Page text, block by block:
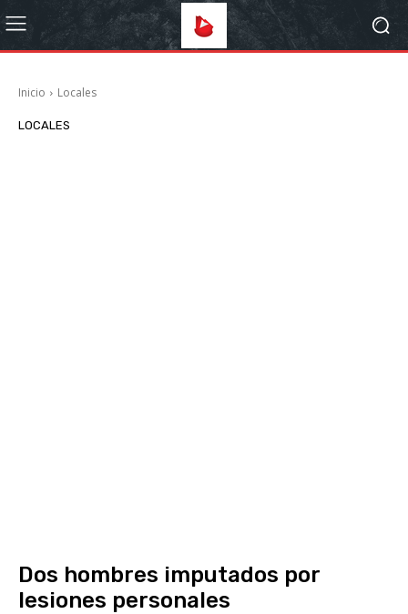
Inicio Locales
LOCALES
Dos hombres imputados por
lesiones personales